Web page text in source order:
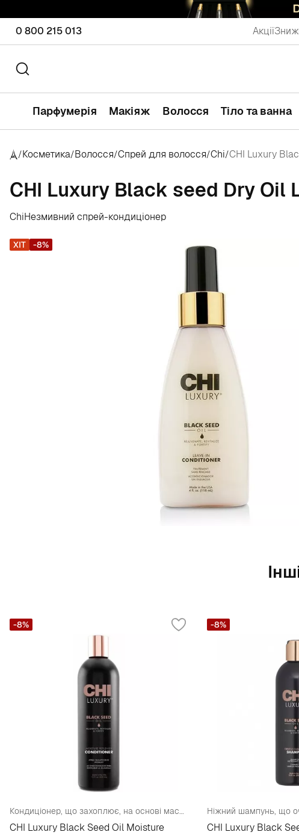
0 800 215 013 Акції
Парфумерія Макіяж Волосся Тіло та ванна
/Косметика/Волосся/Спрей для волосся/Chi/CHI Luxury
CHI Luxury Black seed Dry
ChiНезмивний спрей-кондиціонер
ХІТ -8%
Кондиціонер, що захоплює, на основі масла чорного кмину
CHI Luxury Black Seed Oil Moisture
-8%
CHI Luxury Black
-8%